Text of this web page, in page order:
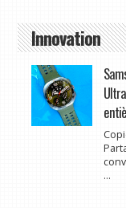
Innovation
...